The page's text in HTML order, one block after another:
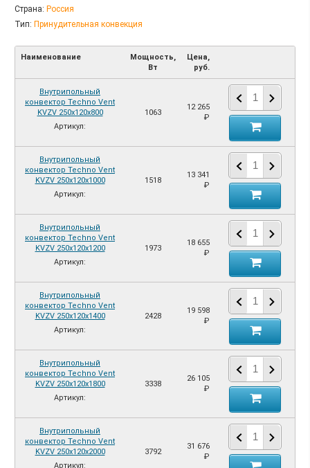
Страна: Россия
Тип: Принудительная конвекция
Наименование
Мощность,
Вт
Цена,
руб.
Внутрипольный
конвектор Techno Vent
KVZV 250х120х800
Артикул:
1063
12 265
₽
Внутрипольный
конвектор Techno Vent
KVZV 250х120х1000
Артикул:
1518
13 341
₽
Внутрипольный
конвектор Techno Vent
KVZV 250х120х1200
Артикул:
1973
18 655
₽
Внутрипольный
конвектор Techno Vent
KVZV 250х120х1400
Артикул:
2428
19 598
₽
Внутрипольный
конвектор Techno Vent
KVZV 250х120х1800
Артикул:
3338
26 105
₽
Внутрипольный
конвектор Techno Vent
KVZV 250х120х2000
Артикул:
3792
31 676
₽